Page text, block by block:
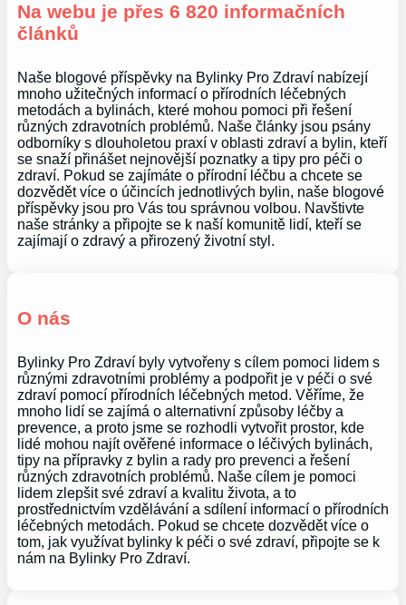
Na webu je přes 6 820 informačních
článků
Naše blogové příspěvky na Bylinky Pro Zdraví nabízejí
mnoho užitečných informací o přírodních léčebných
metodách a bylinách, které mohou pomoci při řešení
různých zdravotních problémů. Naše články jsou psány
odborníky s dlouholetou praxí v oblasti zdraví a bylin, kteří
se snaží přinášet nejnovější poznatky a tipy pro péči o
zdraví. Pokud se zajímáte o přírodní léčbu a chcete se
dozvědět více o účincích jednotlivých bylin, naše blogové
příspěvky jsou pro Vás tou správnou volbou. Navštivte
naše stránky a připojte se k naší komunitě lidí, kteří se
zajímají o zdravý a přirozený životní styl.
O nás
Bylinky Pro Zdraví byly vytvořeny s cílem pomoci lidem s
různými zdravotními problémy a podpořit je v péči o své
zdraví pomocí přírodních léčebných metod. Věříme, že
mnoho lidí se zajímá o alternativní způsoby léčby a
prevence, a proto jsme se rozhodli vytvořit prostor, kde
lidé mohou najít ověřené informace o léčivých bylinách,
tipy na přípravky z bylin a rady pro prevenci a řešení
různých zdravotních problémů. Naše cílem je pomoci
lidem zlepšit své zdraví a kvalitu života, a to
prostřednictvím vzdělávání a sdílení informací o přírodních
léčebných metodách. Pokud se chcete dozvědět více o
tom, jak využívat bylinky k péči o své zdraví, připojte se k
nám na Bylinky Pro Zdraví.